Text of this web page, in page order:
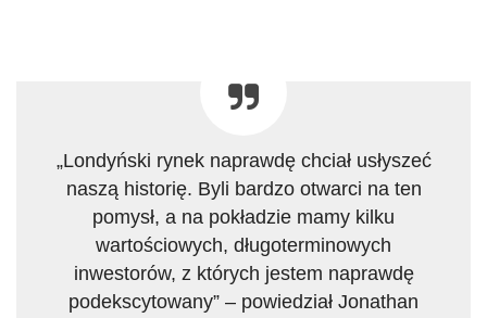
„Londyński rynek naprawdę chciał usłyszeć
naszą historię. Byli bardzo otwarci na ten
pomysł, a na pokładzie mamy kilku
wartościowych, długoterminowych
inwestorów, z których jestem naprawdę
podekscytowany” – powiedział Jonathan